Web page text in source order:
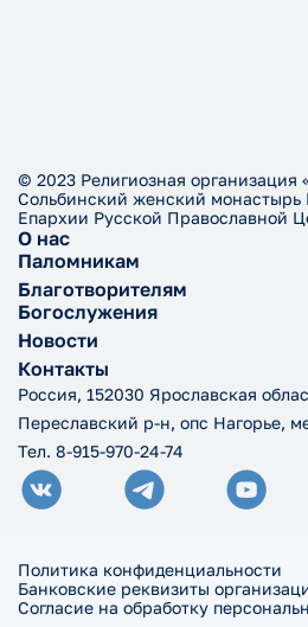
© 2023 Религиозная организация
Сольбинский женский монастырь
Епархии Русской Православной
О нас
Паломникам
Благотворителям
Богослужения
Новости
Контакты
Россия, 152030 Ярославская
Переславский р-н, опс Нагорье,
Тел. 8-915-970-24-74
Политика конфиденциальности
Банковские реквизиты
Согласие на обработку